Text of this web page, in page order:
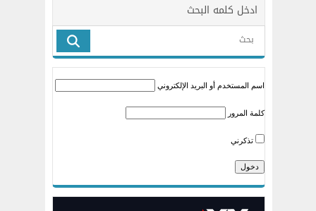
ادخل كلمه البحث
اسم المستخدم أو البريد الإلكتروني
كلمة المرور
تذكرني